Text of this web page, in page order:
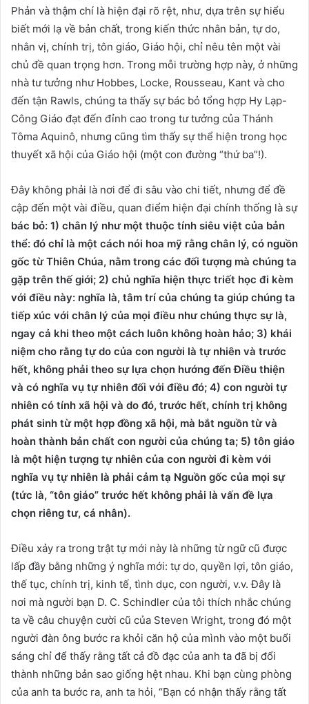
Phản và thậm chí là hiện đại rõ rệt, như, dựa trên sự hiểu
biết mới lạ về bản chất, trong kiến thức nhân bản, tự do,
nhân vị, chính trị, tôn giáo, Giáo hội, chỉ nêu tên một vài
chủ đề quan trọng hơn. Trong mỗi trường hợp này, ở những
nhà tư tưởng như Hobbes, Locke, Rousseau, Kant và cho
đến tận Rawls, chúng ta thấy sự bác bỏ tổng hợp Hy Lạp-
Công Giáo đạt đến đỉnh cao trong tư tưởng của Thánh
Tôma Aquinô, nhưng cũng tìm thấy sự thể hiện trong học
thuyết xã hội của Giáo hội (một con đường “thứ ba”!).
Đây không phải là nơi để đi sâu vào chi tiết, nhưng để đề
cập đến một vài điều, quan điểm hiện đại chính thống là sự
bác bỏ: 1) chân lý như một thuộc tính siêu việt của bản
thể: đó chỉ là một cách nói hoa mỹ rằng chân lý, có nguồn
gốc từ Thiên Chúa, nằm trong các đối tượng mà chúng ta
gặp trên thế giới; 2) chủ nghĩa hiện thực triết học đi kèm
với điều này: nghĩa là, tâm trí của chúng ta giúp chúng ta
tiếp xúc với chân lý của mọi điều như chúng thực sự là,
ngay cả khi theo một cách luôn không hoàn hảo; 3) khái
niệm cho rằng tự do của con người là tự nhiên và trước
hết, không phải theo sự lựa chọn hướng đến Điều thiện
và có nghĩa vụ tự nhiên đối với điều đó; 4) con người tự
nhiên có tính xã hội và do đó, trước hết, chính trị không
phát sinh từ một hợp đồng xã hội, mà bắt nguồn từ và
hoàn thành bản chất con người của chúng ta; 5) tôn giáo
là một hiện tượng tự nhiên của con người đi kèm với
nghĩa vụ tự nhiên là phải cảm tạ Nguồn gốc của mọi sự
(tức là, “tôn giáo” trước hết không phải là vấn đề lựa
chọn riêng tư, cá nhân).
Điều xảy ra trong trật tự mới này là những từ ngữ cũ được
lấp đầy bằng những ý nghĩa mới: tự do, quyền lợi, tôn giáo,
thế tục, chính trị, kinh tế, tình dục, con người, v.v. Đây là
nơi mà người bạn D. C. Schindler của tôi thích nhắc chúng
ta về câu chuyện cười cũ của Steven Wright, trong đó một
người đàn ông bước ra khỏi căn hộ của mình vào một buổi
sáng chỉ để thấy rằng tất cả đồ đạc của anh ta đã bị đổi
thành những bản sao giống hệt nhau. Khi bạn cùng phòng
của anh ta bước ra, anh ta hỏi, “Bạn có nhận thấy rằng tất